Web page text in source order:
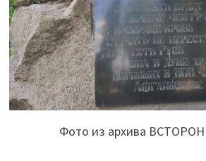
Фото из архива